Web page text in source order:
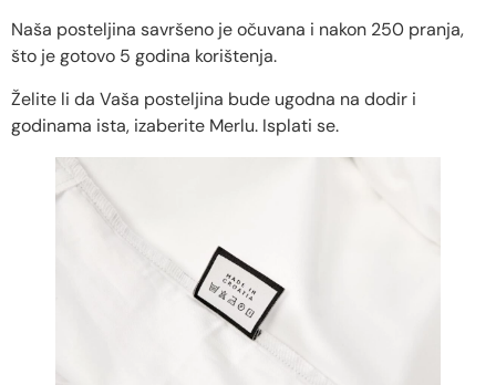
Naša posteljina savršeno je očuvana i nakon 250 pranja,
što je gotovo 5 godina korištenja.
Želite li da Vaša posteljina bude ugodna na dodir i
godinama ista, izaberite Merlu. Isplati se.